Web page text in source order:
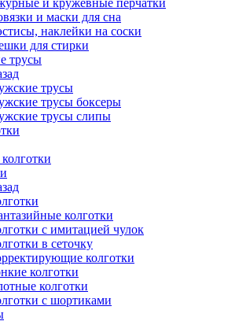
и кружевные перчатки
и маски для сна
наклейки на соски
для стирки
трусы
трусы
трусы боксеры
трусы слипы
колготки
с имитацией чулок
в сеточку
колготки
колготки
колготки
с шортиками